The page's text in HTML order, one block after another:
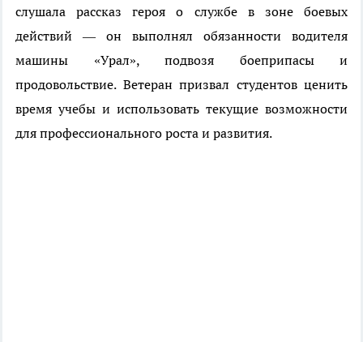
слушала рассказ героя о службе в зоне боевых
действий — он выполнял обязанности водителя
машины «Урал», подвозя боеприпасы и
продовольствие. Ветеран призвал студентов ценить
время учебы и использовать текущие возможности
для профессионального роста и развития.